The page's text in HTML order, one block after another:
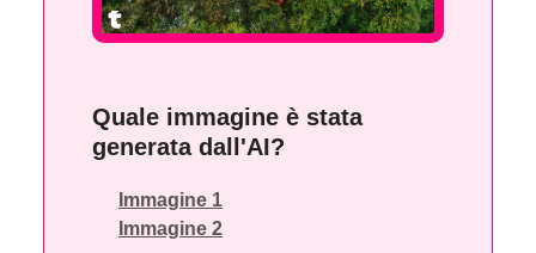
Quale immagine è stata
generata dall'AI?
Immagine 1
Immagine 2